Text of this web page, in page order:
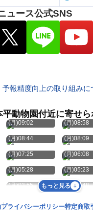
ュース公式SNS
予報精度向上の取り組みに
平動物園付近に寄せ
8月10日
(月)09:02
8月10日
(月)08:58
8月10日
(月)08:44
8月10日
(月)08:09
8月10日
(月)07:25
8月10日
(月)06:08
8月10日
(月)05:28
8月10日
(月)05:23
8月10日
(月)03:55
8月10日
(月)03:48
もっと見る
プライバシーポリシー特定商取